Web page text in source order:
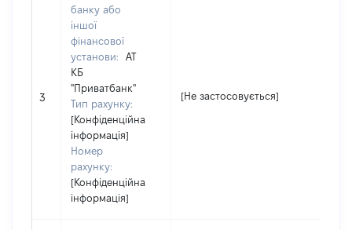
3
банку або
іншої
фінансової
установи:
АТ
КБ
"Приватбанк"
Тип рахунку:
[Конфіденційна
інформація]
Номер
рахунку:
[Конфіденційна
інформація]
[Не застосовується]